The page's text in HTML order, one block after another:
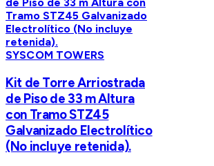
SYSCOM TOWERS
Kit de Torre Arriostrada
de Piso de 33 m Altura
con Tramo STZ45
Galvanizado Electrolítico
(No incluye retenida).